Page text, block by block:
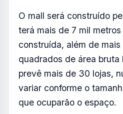
O mall será construído
terá mais de 7 mil
construída, além de
quadrados de área bruta
prevê mais de 30 lojas,
variar conforme o
que ocuparão o espaço.